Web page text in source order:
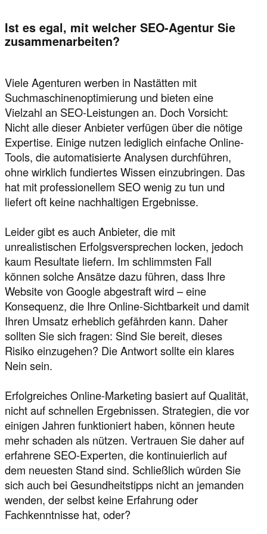
Ist es egal, mit welcher SEO-Agentur Sie
zusammenarbeiten?
Viele Agenturen werben in Nastätten mit
Suchmaschinenoptimierung und bieten eine
Vielzahl an SEO-Leistungen an. Doch Vorsicht:
Nicht alle dieser Anbieter verfügen über die nötige
Expertise. Einige nutzen lediglich einfache Online-
Tools, die automatisierte Analysen durchführen,
ohne wirklich fundiertes Wissen einzubringen. Das
hat mit professionellem SEO wenig zu tun und
liefert oft keine nachhaltigen Ergebnisse.
Leider gibt es auch Anbieter, die mit
unrealistischen Erfolgsversprechen locken, jedoch
kaum Resultate liefern. Im schlimmsten Fall
können solche Ansätze dazu führen, dass Ihre
Website von Google abgestraft wird – eine
Konsequenz, die Ihre Online-Sichtbarkeit und damit
Ihren Umsatz erheblich gefährden kann. Daher
sollten Sie sich fragen: Sind Sie bereit, dieses
Risiko einzugehen? Die Antwort sollte ein klares
Nein sein.
Erfolgreiches Online-Marketing basiert auf Qualität,
nicht auf schnellen Ergebnissen. Strategien, die vor
einigen Jahren funktioniert haben, können heute
mehr schaden als nützen. Vertrauen Sie daher auf
erfahrene SEO-Experten, die kontinuierlich auf
dem neuesten Stand sind. Schließlich würden Sie
sich auch bei Gesundheitstipps nicht an jemanden
wenden, der selbst keine Erfahrung oder
Fachkenntnisse hat, oder?